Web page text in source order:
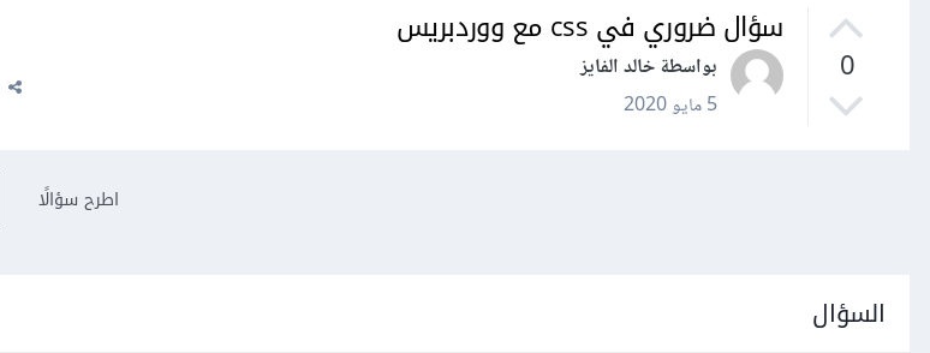
0
سؤال ضروري في css مع ووردبريس
بواسطة خالد الفايز
5 مايو 2020
اطرح سؤالًا
السؤال